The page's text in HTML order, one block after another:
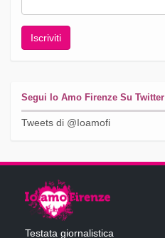
Segui Io Amo Firenze Su Twitter
Tweets di @Ioamofi
Testata giornalistica